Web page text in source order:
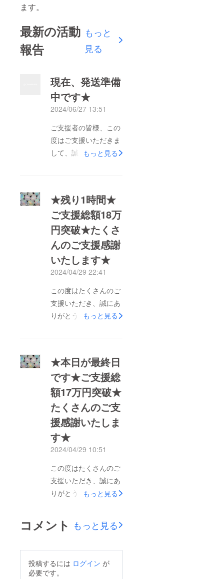
ます。
最新の活動
報告
もっと
見る
現在、発送準備
中です★
2024/06/27 13:51
ご支援者の皆様、この
度はご支援いただきま
して、誠にありがとう
までには全てのご支援
者様へ発送完了できる
見込みでございます。
発送完了いたしました
ら、また報告させてい
ただきます。リターン
到着まで今しばらくお
待ちくださいませ。
もっと見る
★残り1時間★
ご支援総額18万
円突破★たくさ
んのご支援感謝
いたします★
2024/04/29 22:41
この度はたくさんのご
支援いただき、誠にあ
りがとうございます。
した！！★いよいよ残
り1時間です★まだ迷
われている方は是非と
もご支援いただきます
よう、宜しくお願い致
します。
もっと見る
★本日が最終日
です★ご支援総
額17万円突破★
たくさんのご支
援感謝いたしま
す★
2024/04/29 10:51
この度はたくさんのご
支援いただき、誠にあ
りがとうございます。
大きく上回る17万円を
達成することが出来ま
パール残り13個★まだ
もっと見る
コメント もっと見る
投稿するには ログイン が
必要です。